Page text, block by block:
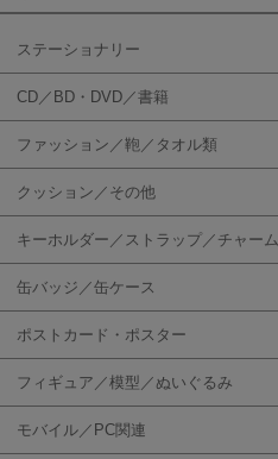
ステーショナリー
CD／BD・DVD／書籍
ファッション／鞄／タオル類
クッション／その他
キーホルダー／ストラップ／チャーム
缶バッジ／缶ケース
ポストカード・ポスター
フィギュア／模型／ぬいぐるみ
モバイル／PC関連